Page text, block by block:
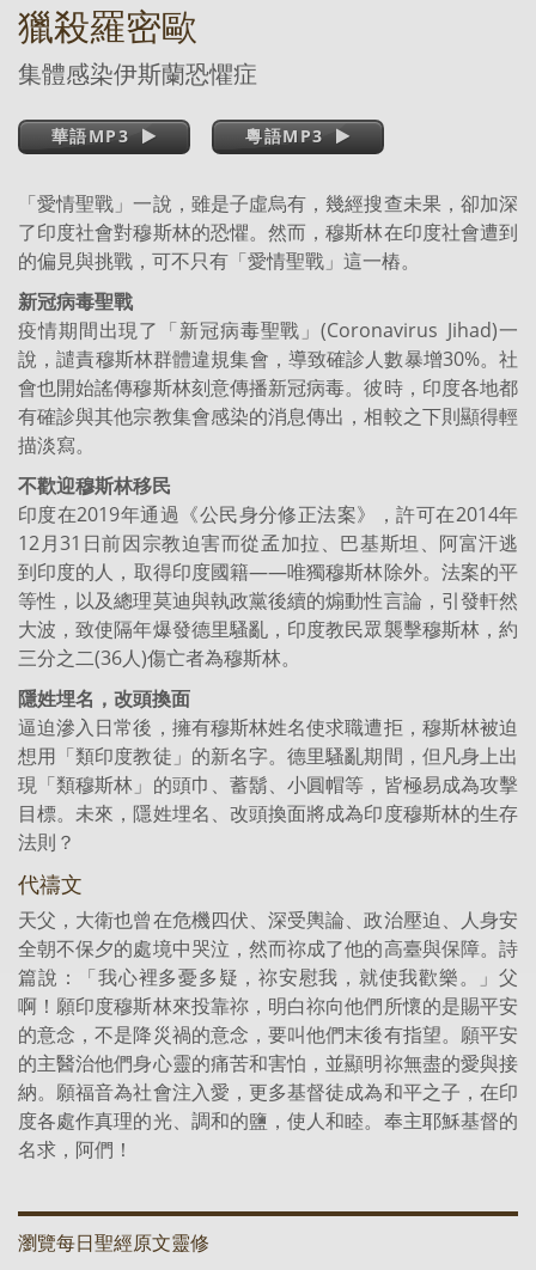
獵殺羅密歐
集體感染伊斯蘭恐懼症
華語MP3 粵語MP3
「愛情聖戰」一說，雖是子虛烏有，幾經搜查未果，卻加深
了印度社會對穆斯林的恐懼。然而，穆斯林在印度社會遭到
的偏見與挑戰，可不只有「愛情聖戰」這一樁。
新冠病毒聖戰
疫情期間出現了「新冠病毒聖戰」(Coronavirus Jihad)一
說，譴責穆斯林群體違規集會，導致確診人數暴增30%。社
會也開始謠傳穆斯林刻意傳播新冠病毒。彼時，印度各地都
有確診與其他宗教集會感染的消息傳出，相較之下則顯得輕
描淡寫。
不歡迎穆斯林移民
印度在2019年通過《公民身分修正法案》，許可在2014年
12月31日前因宗教迫害而從孟加拉、巴基斯坦、阿富汗逃
到印度的人，取得印度國籍——唯獨穆斯林除外。法案的平
等性，以及總理莫迪與執政黨後續的煽動性言論，引發軒然
大波，致使隔年爆發德里騷亂，印度教民眾襲擊穆斯林，約
三分之二(36人)傷亡者為穆斯林。
隱姓埋名，改頭換面
逼迫滲入日常後，擁有穆斯林姓名使求職遭拒，穆斯林被迫
想用「類印度教徒」的新名字。德里騷亂期間，但凡身上出
現「類穆斯林」的頭巾、蓄鬍、小圓帽等，皆極易成為攻擊
目標。未來，隱姓埋名、改頭換面將成為印度穆斯林的生存
法則？
代禱文
天父，大衛也曾在危機四伏、深受輿論、政治壓迫、人身安
全朝不保夕的處境中哭泣，然而祢成了他的高臺與保障。詩
篇說：「我心裡多憂多疑，祢安慰我，就使我歡樂。」父
啊！願印度穆斯林來投靠祢，明白祢向他們所懷的是賜平安
的意念，不是降災禍的意念，要叫他們末後有指望。願平安
的主醫治他們身心靈的痛苦和害怕，並顯明祢無盡的愛與接
納。願福音為社會注入愛，更多基督徒成為和平之子，在印
度各處作真理的光、調和的鹽，使人和睦。奉主耶穌基督的
名求，阿們！
瀏覽每日聖經原文靈修